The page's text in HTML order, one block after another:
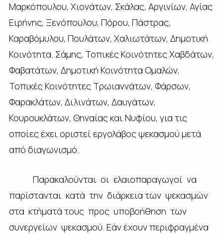
Μαρκόπουλου, Χιονάτων, Σκάλας, Αργινίων, Αγίας
Ειρήνης, Ξενόπουλου, Πόρου, Πάστρας,
Καραβόμυλου, Πουλάτων, Χαλιωτάτων, Δημοτική
Κοινότητα. Σάμης, Τοπικές Κοινότητες Χαβδάτων,
Φαβατάτων, Δημοτική Κοινότητα Ομαλών,
Τοπικές Κοινότητες Τρωιαννάτων, Φάρσων,
Φαρακλάτων, Διλινάτων, Δαυγάτων,
Κουρουκλάτων, Θηναίας και Νυφίου, για τις
οποίες έχει οριστεί εργολάβος ψεκασμού μετά
από διαγωνισμό.
Παρακαλούνται οι ελαιοπαραγωγοί να
παρίστανται κατά την διάρκεια των ψεκασμών
στα κτήματά τους προς υποβοήθηση των
συνεργείων ψεκασμού. Εάν έχουν περιφραγμένα